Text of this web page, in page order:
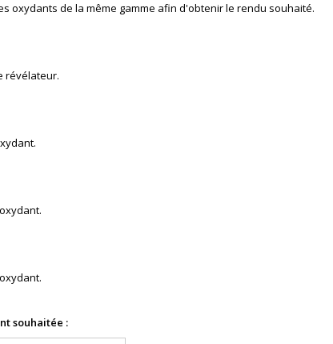
oxydants de la même gamme afin d'obtenir le rendu souhaité.
révélateur.
souhaitée :